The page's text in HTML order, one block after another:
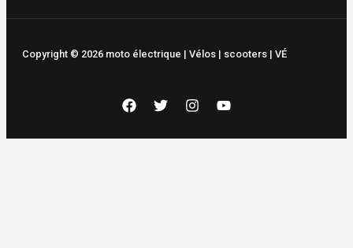
Copyright © 2026 moto électrique | Vélos | scooters | VÉ